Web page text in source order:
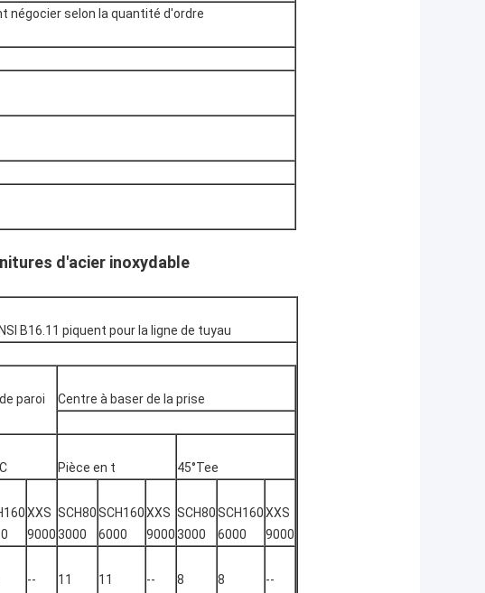
négocier selon la quantité d'ordre
d'acier inoxydable
B16.11 piquent pour la ligne de tuyau
paroi Centre à baser de la prise
Pièce en t 45°Tee
XXS
9000
SCH80
3000
SCH160
6000
XXS
9000
SCH80
3000
SCH160
6000
XXS
9000
--
11
11
--
8
8
--